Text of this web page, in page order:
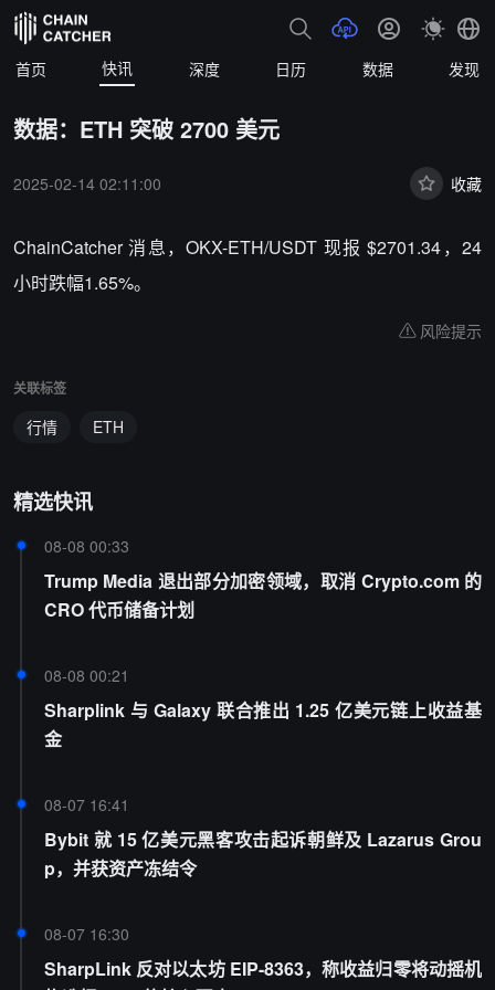
首页 快讯 深度 日历 数据 发现
数据：ETH 突破 2700 美元
2025-02-14 02:11:00 收藏
ChainCatcher 消息，OKX-ETH/USDT 现报 $2701.34，24
小时跌幅1.65%。
风险提示
关联标签
行情 ETH
精选快讯
08-08 00:33
Trump Media 退出部分加密领域，取消 Crypto.com 的
CRO 代币储备计划
08-08 00:21
Sharplink 与 Galaxy 联合推出 1.25 亿美元链上收益基
金
08-07 16:41
Bybit 就 15 亿美元黑客攻击起诉朝鲜及 Lazarus Grou
p，并获资产冻结令
08-07 16:30
SharpLink 反对以太坊 EIP-8363，称收益归零将动摇机